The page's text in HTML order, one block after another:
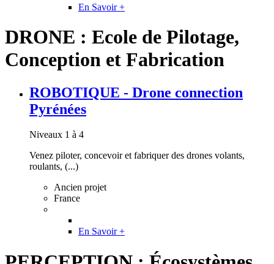
En Savoir +
DRONE : Ecole de Pilotage,
Conception et Fabrication
ROBOTIQUE - Drone connection
Pyrénées
Niveaux 1 à 4
Venez piloter, concevoir et fabriquer des drones volants,
roulants, (...)
Ancien projet
France
En Savoir +